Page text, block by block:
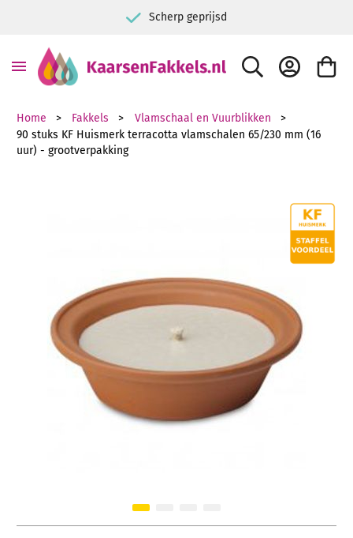
Scherp geprijsd
ZOEK ACCOUNT
Home Fakkels
Vlamschaal en Vuurblikken
90 stuks KF Huismerk terracotta vlamschalen 65/230 mm (16
uur) - grootverpakking
Ga naar het einde van de afbeeldingen-gallerij
Ga naar het begin van de afbeeldingen-gallerij